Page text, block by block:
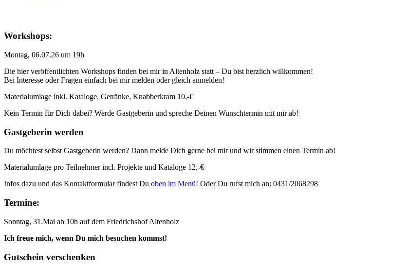
Workshops:
Montag, 06.07.26 um 19h
Die hier veröffentlichten Workshops finden bei mir in Altenholz statt – Du bist herzlich willkommen!
Bei Interesse oder Fragen einfach bei mir melden oder gleich anmelden!
Materialumlage inkl. Kataloge, Getränke, Knabberkram 10,-€
Kein Termin für Dich dabei? Werde Gastgeberin und spreche Deinen Wunschtermin mit mir ab!
Gastgeberin werden
Du möchtest selbst Gastgeberin werden? Dann melde Dich gerne bei mir und wir stimmen einen Termin ab!
Materialumlage pro Teilnehmer incl. Projekte und Kataloge 12,-€
Infos dazu und das Kontaktformular findest Du oben im Menü! Oder Du rufst mich an: 0431/2068298
Termine:
Sonntag, 31.Mai ab 10h auf dem Friedrichshof Altenholz
Ich freue mich, wenn Du mich besuchen kommst!
Gutschein verschenken